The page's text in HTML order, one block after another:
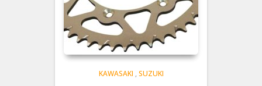
KAWASAKI , SUZUKI